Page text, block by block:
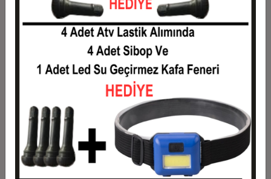
0,42 TL
1,26 TL
4
0,32 TL
1,29 TL
0,26 TL
6
0,22 TL
1,33 TL
0,19 TL
8
0,17 TL
9
0,16 TL
1,40 TL
10
0,14 TL
1,43 TL
11
1,44 TL